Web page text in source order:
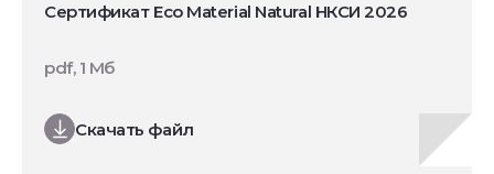
Сертификат Eco Material Natural НКСИ 2026
Скачать файл
pdf, 1 Мб